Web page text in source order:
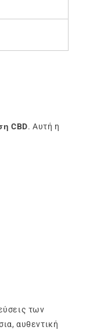
CBD. Αυτή η
των
αυθεντική